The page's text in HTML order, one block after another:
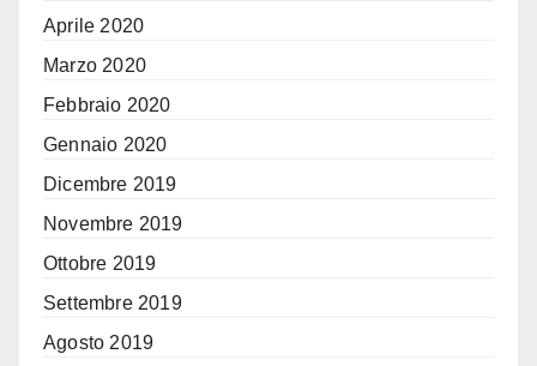
Aprile 2020
Marzo 2020
Febbraio 2020
Gennaio 2020
Dicembre 2019
Novembre 2019
Ottobre 2019
Settembre 2019
Agosto 2019